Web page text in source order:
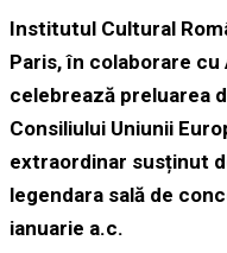
Institutul Cultural
Paris, în colaborare cu
celebrează preluarea
Consiliului Uniunii
extraordinar susținut
legendara sală de
ianuarie a.c.